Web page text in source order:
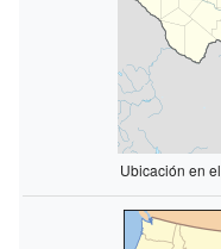
Ubicación en el